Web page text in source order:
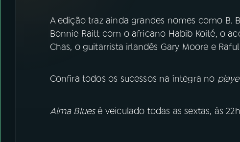
A edição traz ainda grandes nomes como B.
Bonnie Raitt com o africano Habib Koité, o
Chas, o guitarrista irlandês Gary Moore e
Confira todos os sucessos na íntegra no
Alma Bluesé veiculado todas as sextas, às